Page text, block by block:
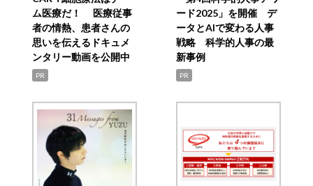
ム医療だ！ 医療従事
者の情熱、患者さんの
思いを伝えるドキュメ
ンタリー動画を公開中
PR
ード2025」を開催 デ
ータとAIで変わる人事
戦略 科学的人事の最
新事例
PR